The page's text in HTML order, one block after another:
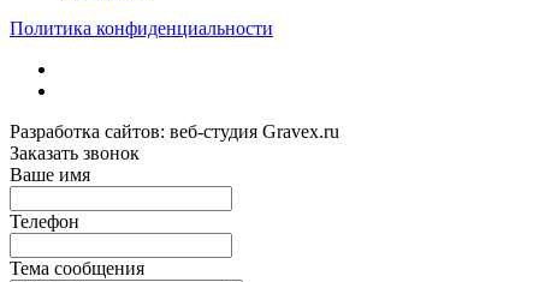
Политика конфиденциальности
Разработка сайтов: веб-студия Gravex.ru
Заказать звонок
Ваше имя
Телефон
Тема сообщения